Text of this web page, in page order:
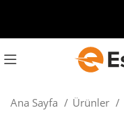
Ana Sayfa Ürünler